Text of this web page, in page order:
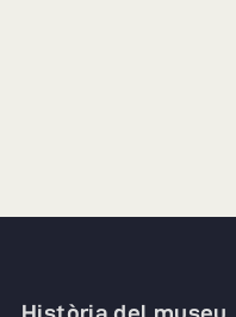
Història del museu